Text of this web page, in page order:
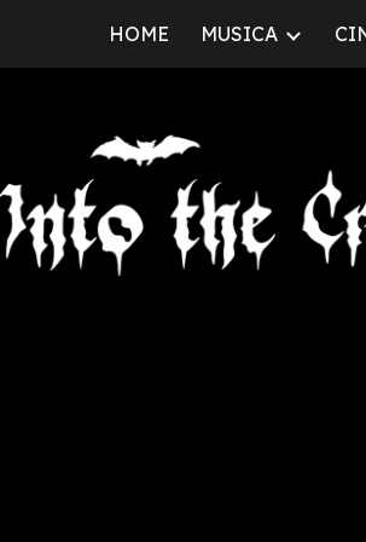
to main content
HOME MUSICA